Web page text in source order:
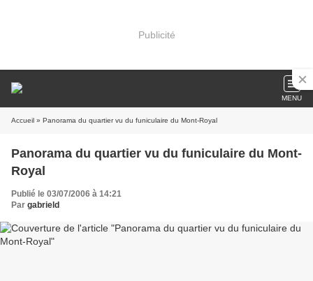
Publicité
MENU
Accueil » Panorama du quartier vu du funiculaire du Mont-Royal
Panorama du quartier vu du funiculaire du Mont-
Royal
Publié le 03/07/2006 à 14:21
Par gabrield